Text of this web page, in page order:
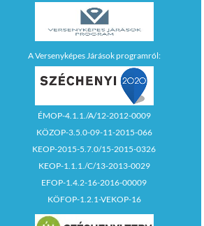
A Versenyképes Járások programról:
ÉMOP-4.1.1./A/12-2012-0009
KÖZOP-3.5.0-09-11-2015-066
KEOP-2015-5.7.0/15-2015-0326
KEOP-1.1.1./C/13-2013-0029
EFOP-1.4.2-16-2016-00009
KÖFOP-1.2.1-VEKOP-16